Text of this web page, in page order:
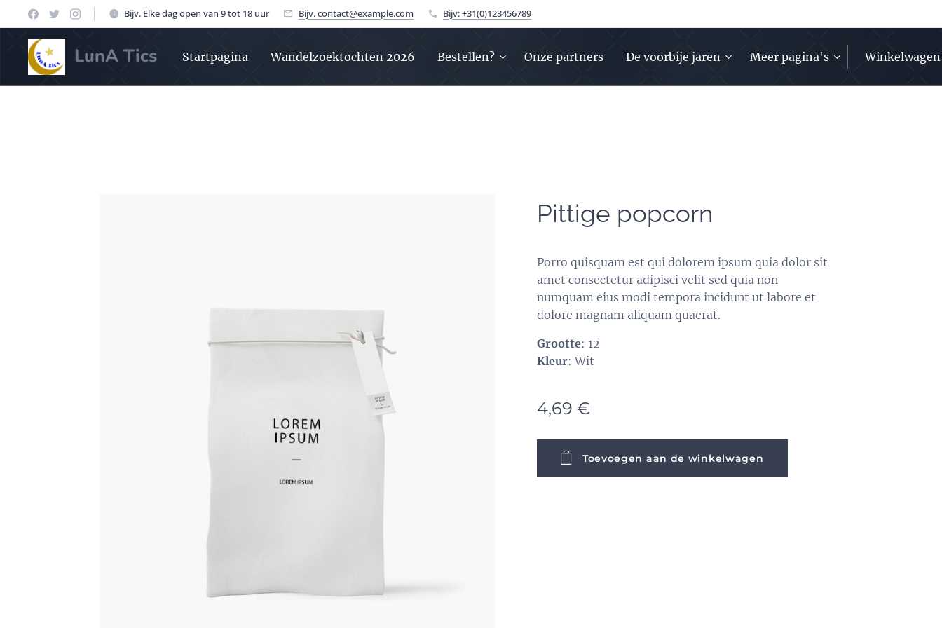
Bijv. Elke dag open van 9 tot 18 uur Bijv. contact@example.com Bijv: +31(0)123456789
LunA Tics Startpagina Wandelzoektochten 2026 Bestellen? Onze partners De voorbije jaren Meer pagina's Winkelwagen
Pittige popcorn
Porro quisquam est qui dolorem ipsum quia dolor sit
amet consectetur adipisci velit sed quia non
numquam eius modi tempora incidunt ut labore et
dolore magnam aliquam quaerat.
Grootte: 12
Kleur: Wit
4,69 €
Toevoegen aan de winkelwagen